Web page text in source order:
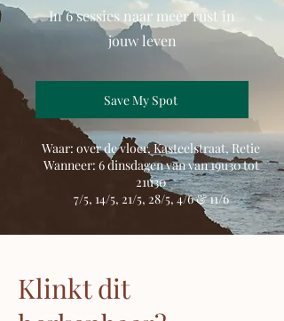
In 6 sessies naar meer rust in
jouw leven
Save My Spot
Waar: over de vloer, Kasteelstraat, Retie
Wanneer: 6 dinsdagen van van 19u30 tot
21u30
7/5, 14/5, 21/5, 28/5, 4/6 & 11/6
Klinkt dit